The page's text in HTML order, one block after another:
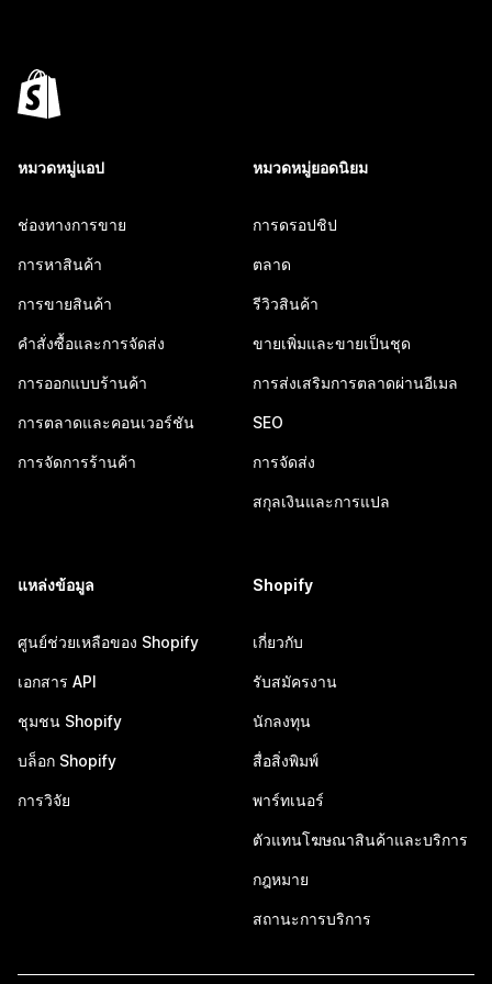
หมวดหมู่แอป
ช่องทางการขาย
การหาสินค้า
การขายสินค้า
คำสั่งซื้อและการจัดส่ง
การออกแบบร้านค้า
การตลาดและคอนเวอร์ชัน
การจัดการร้านค้า
หมวดหมู่ยอดนิยม
การดรอปชิป
ตลาด
รีวิวสินค้า
ขายเพิ่มและขายเป็นชุด
การส่งเสริมการตลาดผ่านอีเมล
SEO
การจัดส่ง
สกุลเงินและการแปล
แหล่งข้อมูล
ศูนย์ช่วยเหลือของ Shopify
เอกสาร API
ชุมชน Shopify
บล็อก Shopify
การวิจัย
Shopify
เกี่ยวกับ
รับสมัครงาน
นักลงทุน
สื่อสิ่งพิมพ์
พาร์ทเนอร์
ตัวแทนโฆษณาสินค้าและบริการ
กฎหมาย
สถานะการบริการ